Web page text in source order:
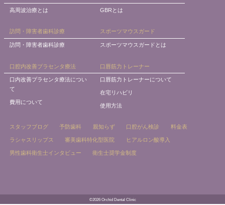
高周波治療とは GBRとは
訪問・障害者歯科診療
訪問・障害者歯科診療
スポーツマウスガード
スポーツマウスガードとは
口腔内改善プラセンタ療法
口内改善プラセンタ療法につい
て
費用について
口唇筋力トレーナー
口唇筋力トレーナーについて
在宅リハビリ
使用方法
スタッフブログ 予防歯科 親知らず 口腔がん検診 料金表
ラシャスリップス 審美歯科特化型医院 ヒアルロン酸導入
男性歯科衛生士インタビュー 衛生士奨学金制度
©2026 Orchid Dental Clinic